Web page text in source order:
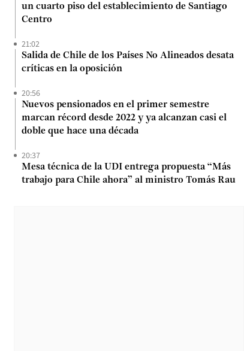
un cuarto piso del establecimiento de Santiago
Centro
21:02
Salida de Chile de los Países No Alineados desata
críticas en la oposición
20:56
Nuevos pensionados en el primer semestre
marcan récord desde 2022 y ya alcanzan casi el
doble que hace una década
20:37
Mesa técnica de la UDI entrega propuesta “Más
trabajo para Chile ahora” al ministro Tomás Rau